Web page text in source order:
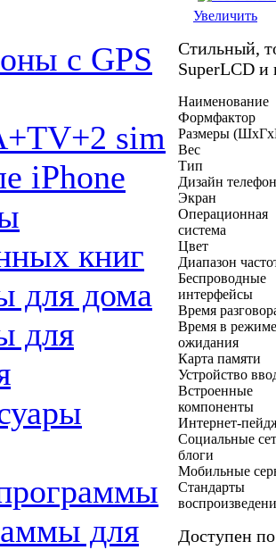
с GPS
sim
iPhone
книг
для дома
для
для
Увеличить
Стильный,
SuperLCD и
Наименование
Формфактор
Размеры
Вес
Тип
Дизайн
Экран
Операционная
система
Цвет
Диапазон
Беспроводные
интерфейсы
Время
Время в режиме
ожидания
Карта памяти
Устройство
Встроенные
компоненты
Интернет-
Социальные
блоги
Мобильные
Стандарты
Доступен